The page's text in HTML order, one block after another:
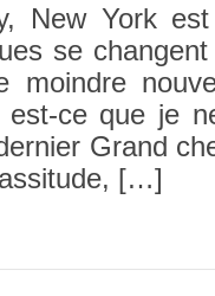
New York
se
moindre
ce que je
Grand
[…]